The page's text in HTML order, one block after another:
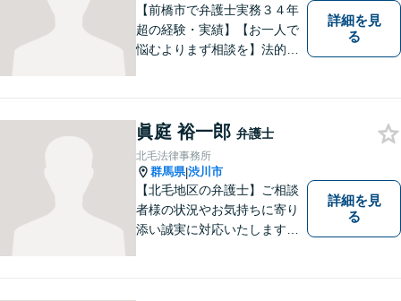
【前橋市で弁護士実務３４年
超の経験・実績】【お一人で
悩むよりまず相談を】法的ト
のお手伝いをします。
詳細を見
る
眞庭 裕一郎 弁護士
北毛法律事務所
群馬県|渋川市
【北毛地区の弁護士】ご相談
者様の状況やお気持ちに寄り
添い誠実に対応いたします。
詳細を見
る